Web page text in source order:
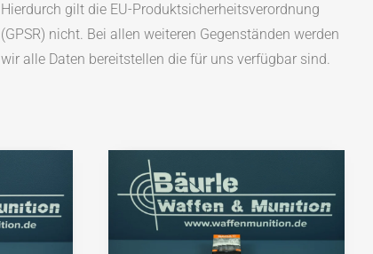
Hierdurch gilt die EU-Produktsicherheitsverordnung
(GPSR) nicht. Bei allen weiteren Gegenständen werden
wir alle Daten bereitstellen die für uns verfügbar sind.